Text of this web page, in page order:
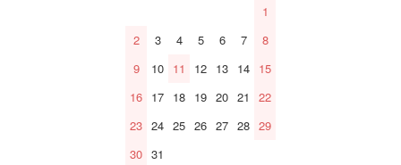
1
2
3 4 5 6 7
8
9
10 11 12 13 14 15
16 17 18 19 20 21
22
23 24 25 26 27 28 29
30 31